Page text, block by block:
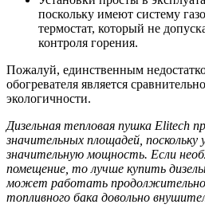
поскольку имеют систему
термостат, который не
контроля горения.
Пожалуй, единственным
обогревателя является
экологичности.
Дизельная тепловая пушка Elitech
значительных площадей,
значительную мощность. Если
помещение, то лучше купить
может работать
топливного бака довольно